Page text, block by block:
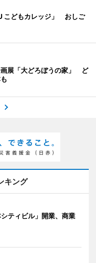
こどもカレッジ」 おしご
展「大どろぼうの家」 ど
キング
ティビル」開業、商業